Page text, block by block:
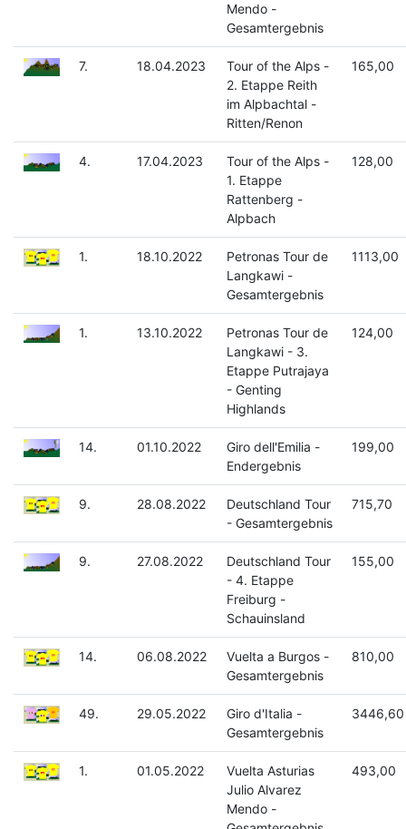
Mendo -
Gesamtergebnis
7. 18.04.2023
Tour of the Alps -
2. Etappe Reith
im Alpbachtal -
Ritten/Renon
165,00
4. 17.04.2023
Tour of the Alps -
1. Etappe
Rattenberg -
Alpbach
128,00
1. 18.10.2022
Petronas Tour de
Langkawi -
Gesamtergebnis
1113,00
1. 13.10.2022
Petronas Tour de
Langkawi - 3.
Etappe Putrajaya
- Genting
Highlands
124,00
14. 01.10.2022
Giro dell'Emilia -
Endergebnis
199,00
9. 28.08.2022
Deutschland Tour
- Gesamtergebnis
715,70
9. 27.08.2022
Deutschland Tour
- 4. Etappe
Freiburg -
Schauinsland
155,00
14. 06.08.2022
Vuelta a Burgos -
Gesamtergebnis
810,00
49. 29.05.2022
Giro d'Italia -
Gesamtergebnis
3446,60
1. 01.05.2022
Vuelta Asturias
Julio Alvarez
Mendo -
493,00